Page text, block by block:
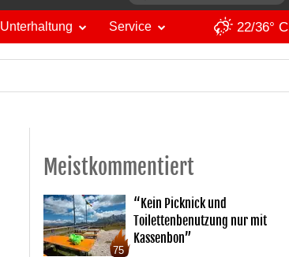
Unterhaltung Service 22/36° C
Meistkommentiert
75
“Kein Picknick und
Toilettenbenutzung nur mit
Kassenbon”